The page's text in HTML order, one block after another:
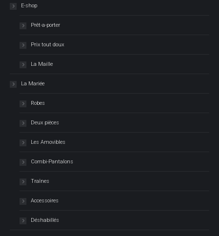
E-shop
Prêt-a-porter
Prix tout doux
La Maille
La Mariée
Robes
Deux pièces
Les Amovibles
Combi-Pantalons
Traînes
Accessoires
Déshabillés